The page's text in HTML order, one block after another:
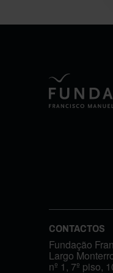
CONTACTOS
Fundação
Largo
nº 1, 7º piso,